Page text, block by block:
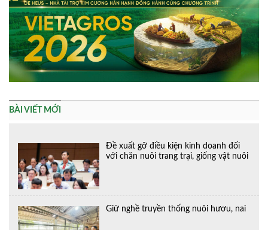
BÀI VIẾT MỚI
Đề xuất gỡ điều kiện kinh doanh đối
với chăn nuôi trang trại, giống vật nuôi
Giữ nghề truyền thống nuôi hươu, nai